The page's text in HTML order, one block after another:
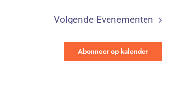
Volgende Evenementen
Abonneer op kalender